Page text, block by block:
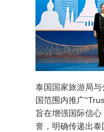
泰国国家旅游局
国范围内推广
旨在增强国际信
誉，明确传递出